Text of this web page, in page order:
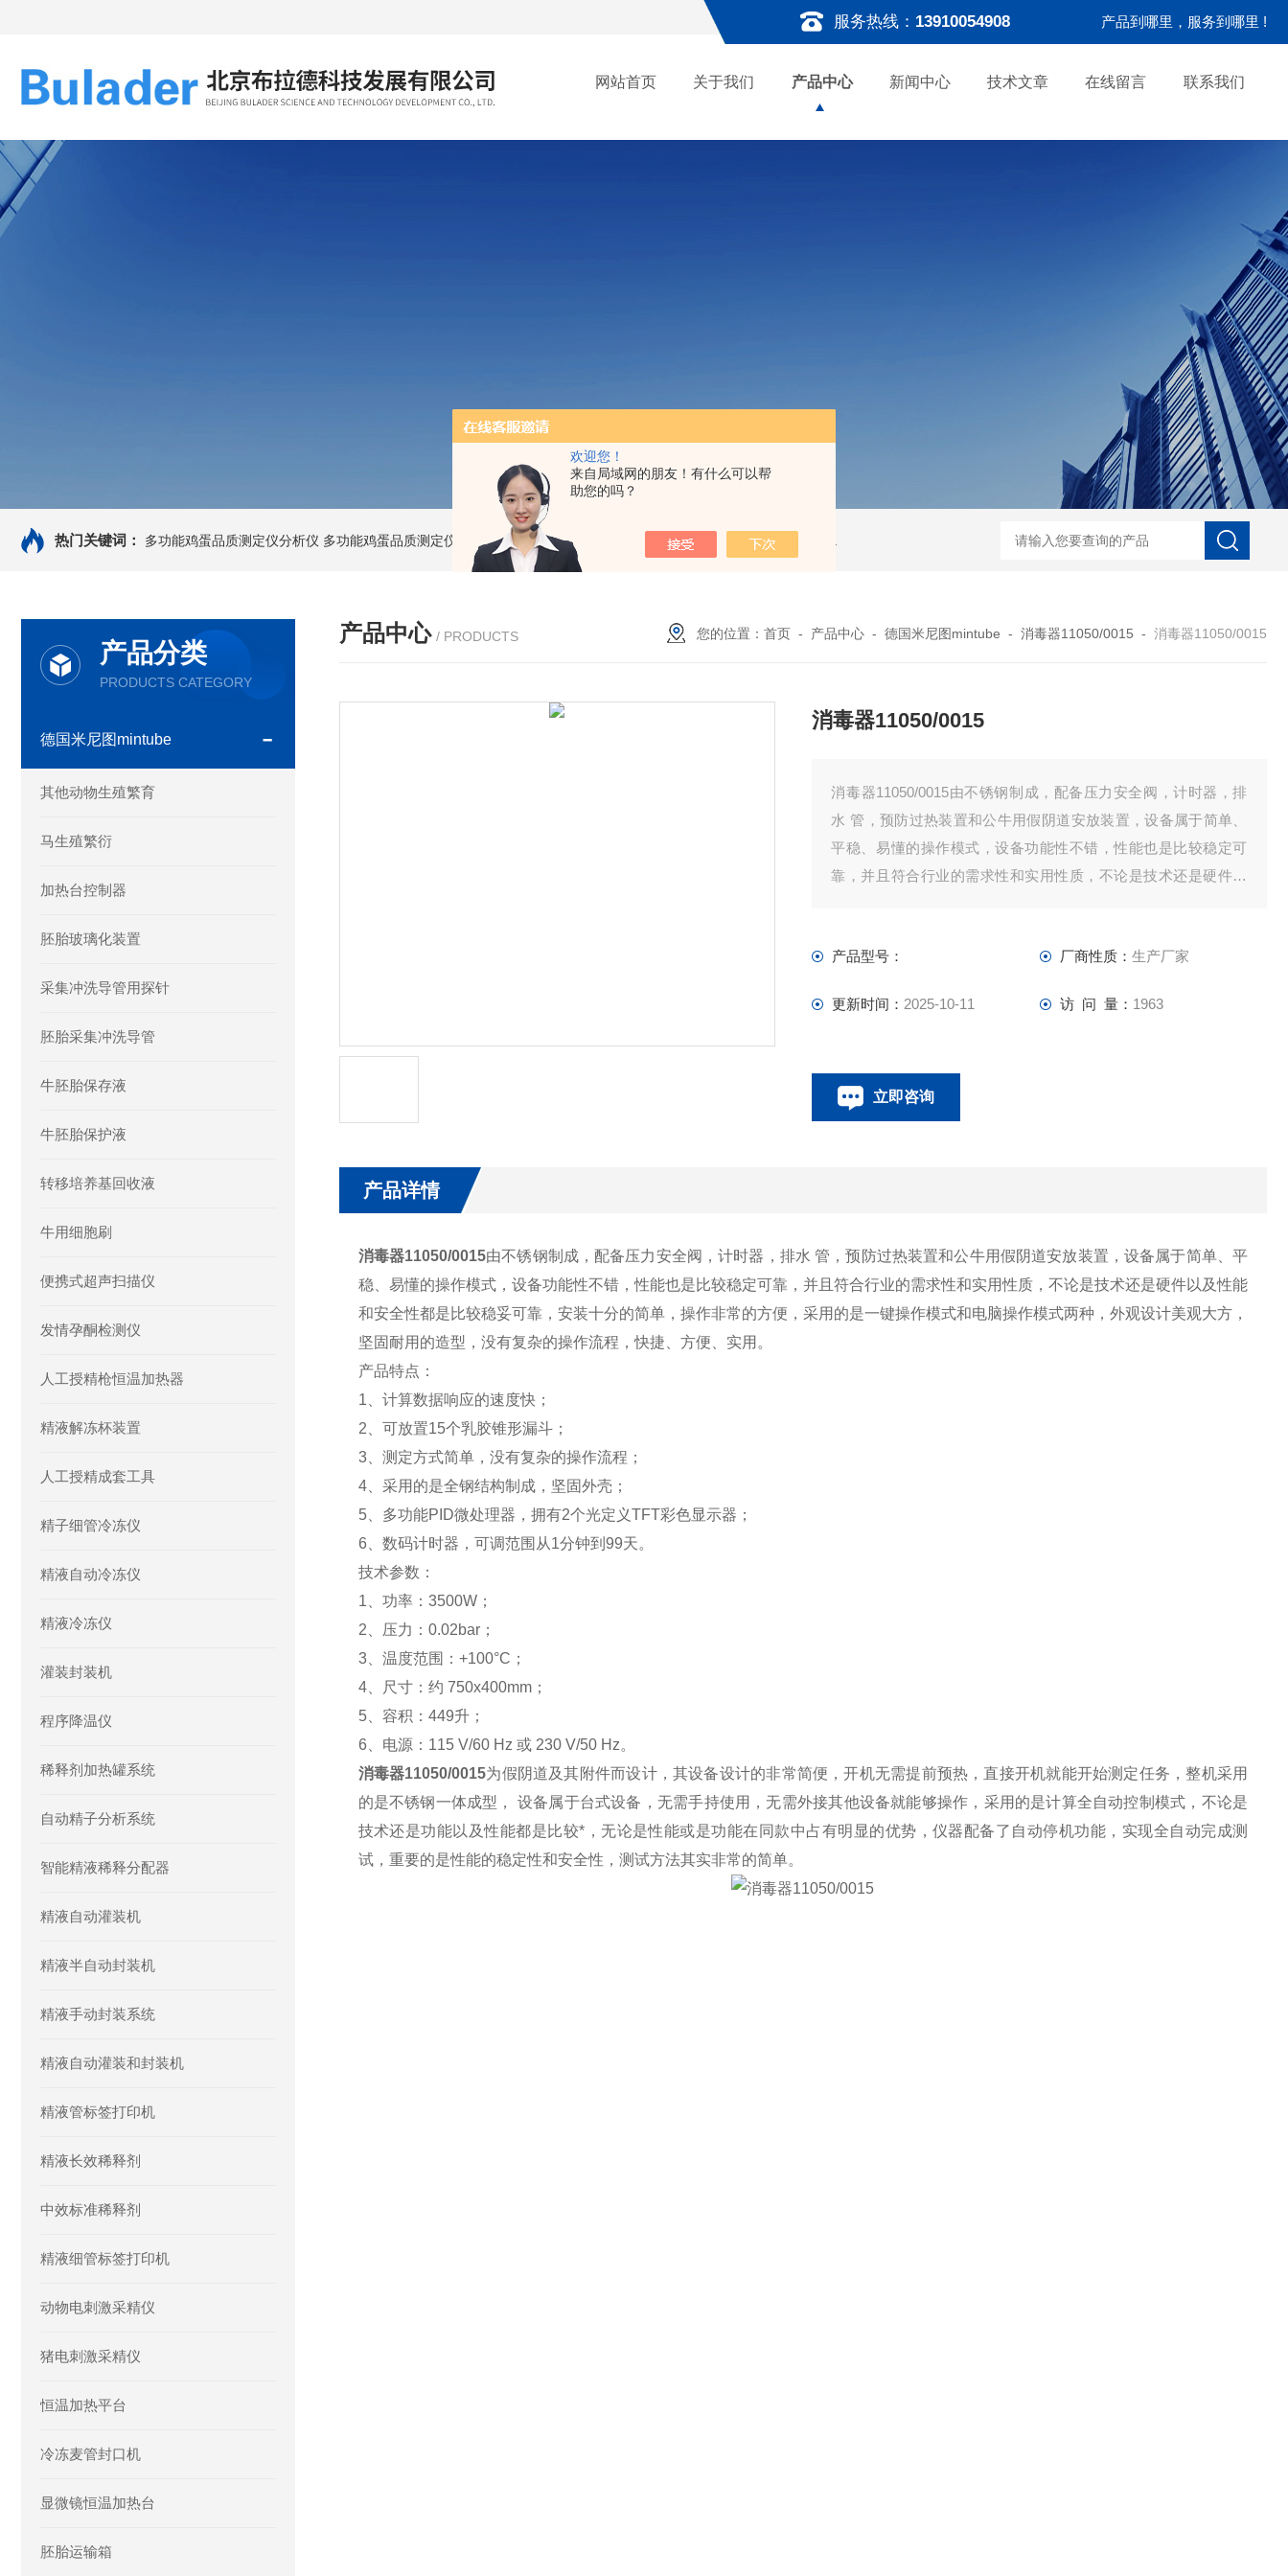
欢迎您！
来自局域网的朋友！有什么可以帮
助您的吗？
服务热线： 13910054908 产品到哪里，服务到哪里 !
网站首页 关于我们 产品中心 新闻中心 技术文章 在线留言 联系我们
热门关键词： 多功能鸡蛋品质测定仪分析仪 多功能鸡蛋品质测定仪 精子活性分析仪 动物精子分析仪3600 公驴精子分析仪 公马精子分析仪 种马精子分析仪 马精子分析仪
产品分类
PRODUCTS CATEGORY
德国米尼图mintube
其他动物生殖繁育
马生殖繁衍
加热台控制器
胚胎玻璃化装置
采集冲洗导管用探针
胚胎采集冲洗导管
牛胚胎保存液
牛胚胎保护液
转移培养基回收液
牛用细胞刷
便携式超声扫描仪
发情孕酮检测仪
人工授精枪恒温加热器
精液解冻杯装置
人工授精成套工具
精子细管冷冻仪
精液自动冷冻仪
精液冷冻仪
灌装封装机
程序降温仪
稀释剂加热罐系统
自动精子分析系统
智能精液稀释分配器
精液自动灌装机
精液半自动封装机
精液手动封装系统
精液自动灌装和封装机
精液管标签打印机
精液长效稀释剂
中效标准稀释剂
精液细管标签打印机
动物电刺激采精仪
猪电刺激采精仪
恒温加热平台
冷冻麦管封口机
显微镜恒温加热台
胚胎运输箱
产品中心 / PRODUCTS 您的位置： 首页 - 产品中心 - 德国米尼图mintube - 消毒器11050/0015 - 消毒器11050/0015
消毒器11050/0015
消毒器11050/0015由不锈钢制成，配备压力安全阀，计时器，排
水 管，预防过热装置和公牛用假阴道安放装置，设备属于简单、
平稳、易懂的操作模式，设备功能性不错，性能也是比较稳定可
靠，并且符合行业的需求性和实用性质，不论是技术还是硬件以
产品型号： 厂商性质： 生产厂家
更新时间： 2025-10-11 访 问 量： 1963
立即咨询
产品详情
消毒器11050/0015由不锈钢制成，配备压力安全阀，计时器，排水 管，预防过热装置和公牛用假阴道安放装置，设备属于简单、平
稳、易懂的操作模式，设备功能性不错，性能也是比较稳定可靠，并且 符合行业的需求性和实用性质，不论是技术还是硬件以及性能
和安全性都是比较稳妥可靠，安装十分的简单，操作非常的方便，采用的是一键操作模式和电脑操作模式两种，外观设计美观大方，
坚固耐用的造型，没有复杂的操作流程，快捷、方便、实用。
产品特点：
1、计算数据响应的速度快；
2、可放置15个乳胶锥形漏斗；
3、测定方式简单，没有复杂的操作流程；
4、采用的是全钢结构制成，坚固外壳；
5、多功能PID微处理器，拥有2个光定义TFT彩色显示器；
6、数码计时器，可调范围从1分钟到99天。
技术参数：
1、功率：3500W；
2、压力：0.02bar；
3、温度范围：+100°C；
4、尺寸：约 750x400mm；
5、容积：449升；
6、电源：115 V/60 Hz 或 230 V/50 Hz。
消毒器11050/0015为假阴道及其附件而设计，其设备设计的非常简便，开机无需提前预热，直接开机就能开始测定任务，整机采用
的是不锈钢一体成型， 设备属于台式设备，无需手持使用，无需外接其他设备就能够操作，采用的是计算全自动控制模式，不论是
技术还是功能以及性能都是比较*，无论是性能或是功能在同款中占有明显的优势，仪器配备了自动停机功能，实现全自动完成测
试，重要的是性能的稳定性和安全性，测试方法其实非常的简单。